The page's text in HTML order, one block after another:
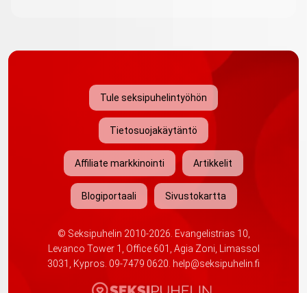
Tule seksipuhelintyöhön
Tietosuojakäytäntö
Affiliate markkinointi Artikkelit
Blogiportaali Sivustokartta
© Seksipuhelin 2010-2026. Evangelistrias 10,
Levanco Tower 1, Office 601, Agia Zoni, Limassol
3031, Kypros. 09-7479 0620. help@seksipuhelin.fi